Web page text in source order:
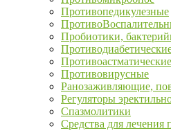
Противопедикулезные
Пробиотики,
Противоастматические
Противовирусные
Ранозаживляющие,
Регуляторы
Спазмолитики
Средства для лечения